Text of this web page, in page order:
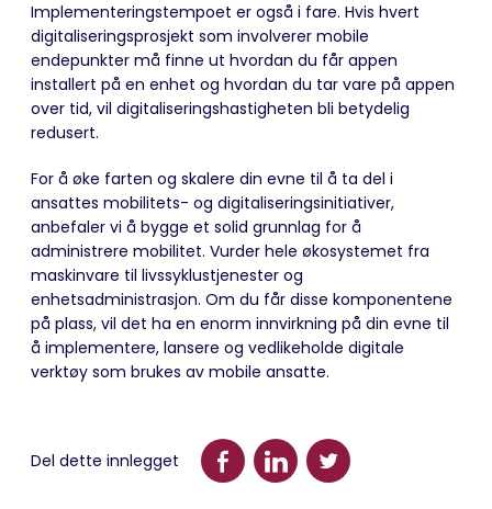
Implementeringstempoet er også i fare. Hvis hvert
digitaliseringsprosjekt som involverer mobile
endepunkter må finne ut hvordan du får appen
installert på en enhet og hvordan du tar vare på appen
over tid, vil digitaliseringshastigheten bli betydelig
redusert.
For å øke farten og skalere din evne til å ta del i
ansattes mobilitets- og digitaliseringsinitiativer,
anbefaler vi å bygge et solid grunnlag for å
administrere mobilitet. Vurder hele økosystemet fra
maskinvare til livssyklustjenester og
enhetsadministrasjon. Om du får disse komponentene
på plass, vil det ha en enorm innvirkning på din evne til
å implementere, lansere og vedlikeholde digitale
verktøy som brukes av mobile ansatte.
Del dette innlegget